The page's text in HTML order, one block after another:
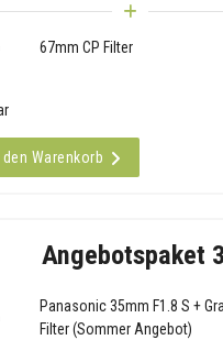
67mm CP Filter
Warenkorb
Angebotspaket 3
Panasonic 35mm F1.8 S +
Filter (Sommer Angebot)